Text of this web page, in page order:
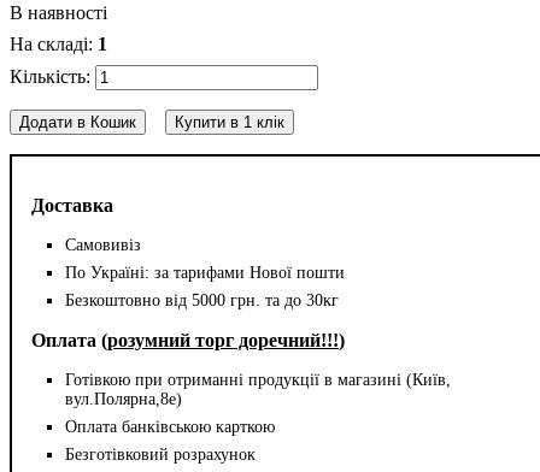
Доставка
Самовивіз
По Україні: за тарифами Нової пошти
Безкоштовно від 5000 грн. та до 30кг
Оплата (розумний торг доречний!!!)
Готівкою при отриманні продукції в магазині (Київ,
вул.Полярна,8е)
Оплата банківською карткою
Безготівковий розрахунок
В наявності
1
Додати в Кошик Купити в 1 клік